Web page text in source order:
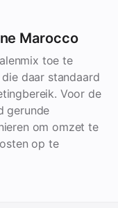
Marocco
toe te
daar standaard
Voor de
gerunde
om omzet te
op te